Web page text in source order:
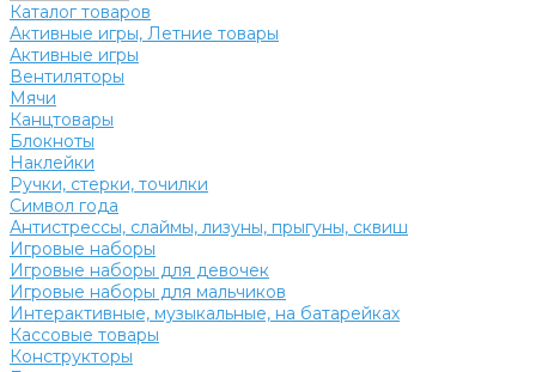
Каталог товаров
Активные игры, Летние товары
Активные игры
Вентиляторы
Мячи
Канцтовары
Блокноты
Наклейки
Ручки, стерки, точилки
Символ года
Антистрессы, слаймы, лизуны, прыгуны, сквиш
Игровые наборы
Игровые наборы для девочек
Игровые наборы для мальчиков
Интерактивные, музыкальные, на батарейках
Кассовые товары
Конструкторы